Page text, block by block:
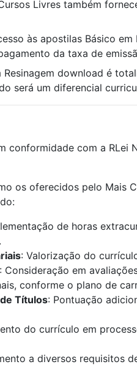
Livres também
às apostilas Básico
da taxa de
download é
será um diferencial
conformidade com a RLei
os oferecidos pelo Mais
de horas
: Valorização do
: Consideração em
conforme o plano de
Títulos: Pontuação
do currículo em
a diversos requisitos